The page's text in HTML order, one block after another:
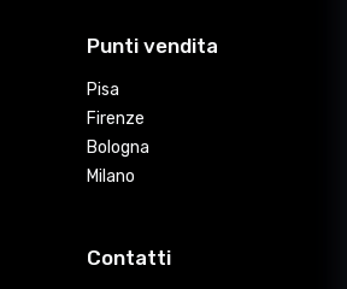
Punti vendita
Pisa
Firenze
Bologna
Milano
Contatti